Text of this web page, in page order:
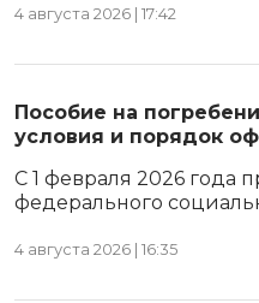
4 августа 2026 | 17:42
Пособие на
условия и порядок
С 1 февраля 2026 года
федерального
4 августа 2026 | 16:35